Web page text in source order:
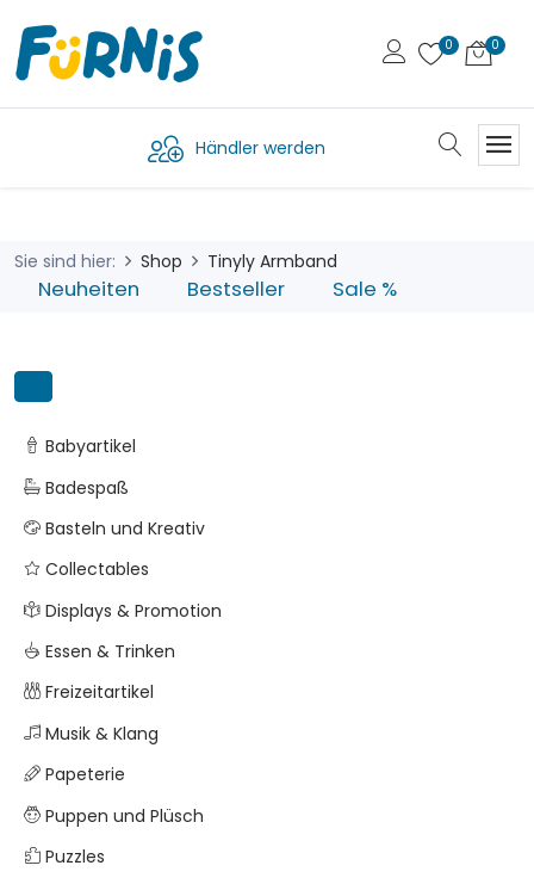
Händler werden
Sie sind hier: Shop Tinyly Armband
Neuheiten Bestseller Sale %
Babyartikel
Badespaß
Basteln und Kreativ
Collectables
Displays & Promotion
Essen & Trinken
Freizeitartikel
Musik & Klang
Papeterie
Puppen und Plüsch
Puzzles